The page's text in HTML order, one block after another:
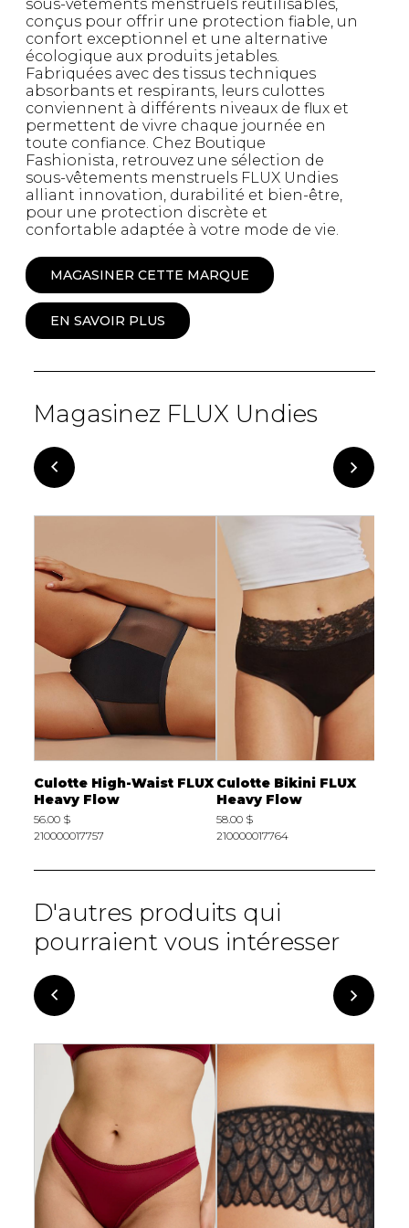
sous-vêtements menstruels réutilisables,
conçus pour offrir une protection fiable, un
confort exceptionnel et une alternative
écologique aux produits jetables.
Fabriquées avec des tissus techniques
absorbants et respirants, leurs culottes
conviennent à différents niveaux de flux et
permettent de vivre chaque journée en
toute confiance. Chez Boutique
Fashionista, retrouvez une sélection de
sous-vêtements menstruels FLUX Undies
alliant innovation, durabilité et bien-être,
pour une protection discrète et
confortable adaptée à votre mode de vie.
MAGASINER CETTE MARQUE
EN SAVOIR PLUS
Magasinez FLUX Undies
Culotte High-Waist FLUX
Heavy Flow
56.00 $
210000017757
Culotte Bikini FLUX
Heavy Flow
58.00 $
210000017764
D'autres produits qui
pourraient vous intéresser